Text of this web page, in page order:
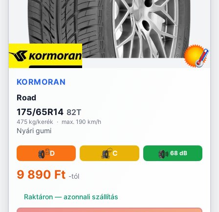
RoadX
Rotalla
Royal Black
Sailun
Sebring
Security
Semperit
KORMORAN
Road
175/65R14 82T
475 kg/kerék · max. 190 km/h
Nyári gumi
D C 68 dB
9 890 Ft -tól
Raktáron — azonnali szállítás